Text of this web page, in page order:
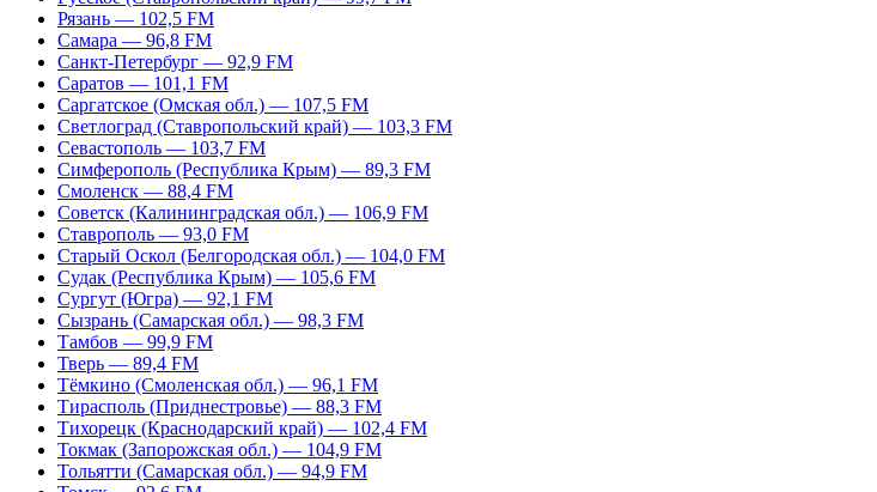
Рязань — 102,5 FM
Самара — 96,8 FM
Санкт-Петербург — 92,9 FM
Саратов — 101,1 FM
Саргатское (Омская обл.) — 107,5 FM
Светлоград (Ставропольский край) — 103,3 FM
Севастополь — 103,7 FM
Симферополь (Республика Крым) — 89,3 FM
Смоленск — 88,4 FM
Советск (Калининградская обл.) — 106,9 FM
Ставрополь — 93,0 FM
Старый Оскол (Белгородская обл.) — 104,0 FM
Судак (Республика Крым) — 105,6 FM
Сургут (Югра) — 92,1 FM
Сызрань (Самарская обл.) — 98,3 FM
Тамбов — 99,9 FM
Тверь — 89,4 FM
Тёмкино (Смоленская обл.) — 96,1 FM
Тирасполь (Приднестровье) — 88,3 FM
Тихорецк (Краснодарский край) — 102,4 FM
Токмак (Запорожская обл.) — 104,9 FM
Тольятти (Самарская обл.) — 94,9 FM